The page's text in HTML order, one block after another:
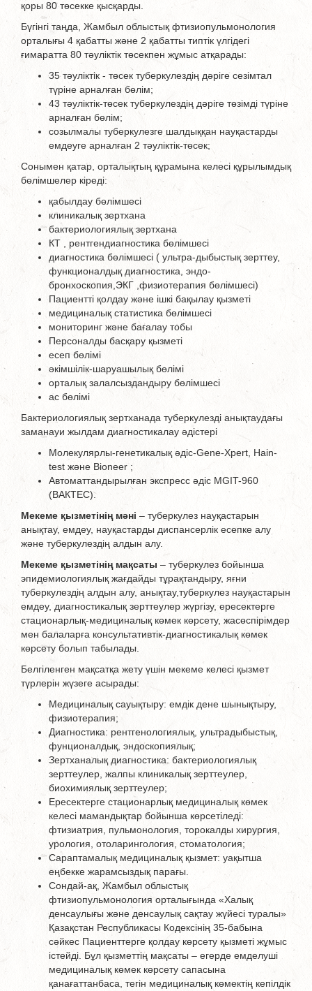
қоры 80 төсекке қысқарды.
Бүгінгі таңда, Жамбыл облыстық фтизиопульмонология
орталығы 4 қабатты және 2 қабатты типтік үлгідегі
ғимаратта 80 тәуліктік төсекпен жұмыс атқарады:
35 тәуліктік - төсек туберкулездің дәріге сезімтал
түріне арналған бөлім;
43 тәуліктік-төсек туберкулездің дәріге төзімді түріне
арналған бөлім;
созылмалы туберкулезге шалдыққан науқастарды
емдеуге арналған 2 тәуліктік-төсек;
Сонымен қатар, орталықтың құрамына келесі құрылымдық
бөлімшелер кіреді:
қабылдау бөлімшесі
клиникалық зертхана
бактериологиялық зертхана
КТ , рентгендиагностика бөлімшесі
диагностика бөлімшесі ( ультра-дыбыстық зерттеу,
функционалдық диагностика, эндо-
бронхоскопия,ЭКГ ,физиотерапия бөлімшесі)
Пациентті қолдау және ішкі бақылау қызметі
медициналық статистика бөлімшесі
мониторинг және бағалау тобы
Персоналды басқару қызметі
есеп бөлімі
әкімшілік-шаруашылық бөлімі
орталық залалсыздандыру бөлімшесі
ас бөлімі
Бактериологиялық зертханада туберкулезді анықтаудағы
заманауи жылдам диагностикалау әдістері
Молекулярлы-генетикалық әдіс-Gene-Xpert, Hain-
test және Bioneer ;
Автоматтандырылған экспресс әдіс MGIT-960
(ВАКТЕС).
Мекеме қызметінің мәні – туберкулез науқастарын
анықтау, емдеу, науқастарды диспансерлік есепке алу
және туберкулездің алдын алу.
Мекеме қызметінің мақсаты – туберкулез бойынша
эпидемиологиялық жағдайды тұрақтандыру, яғни
туберкулездің алдын алу, анықтау,туберкулез науқастарын
емдеу, диагностикалық зерттеулер жүргізу, ересектерге
стационарлық-медициналық көмек көрсету, жасөспірімдер
мен балаларға консультативтік-диагностикалық көмек
көрсету болып табылады.
Белгіленген мақсатқа жету үшін мекеме келесі қызмет
түрлерін жүзеге асырады:
Медициналық сауықтыру: емдік дене шынықтыру,
физиотерапия;
Диагностика: рентгенологиялық, ультрадыбыстық,
фунционалдық, эндоскопиялық;
Зертханалық диагностика: бактериологиялық
зерттеулер, жалпы клиникалық зерттеулер,
биохимиялық зерттеулер;
Ересектерге стационарлық медициналық көмек
келесі мамандықтар бойынша көрсетіледі:
фтизиатрия, пульмонология, торокалды хирургия,
урология, отоларингология, стоматология;
Сараптамалық медициналық қызмет: уақытша
еңбекке жарамсыздық парағы.
Сондай-ақ, Жамбыл облыстық
фтизиопульмонология орталығында «Халық
денсаулығы және денсаулық сақтау жүйесі туралы»
Қазақстан Республикасы Кодексінің 35-бабына
сәйкес Пациенттерге қолдау көрсету қызметі жұмыс
істейді. Бұл қызметтің мақсаты – егерде емделуші
медициналық көмек көрсету сапасына
қанағаттанбаса, тегін медициналық көмектің кепілдік